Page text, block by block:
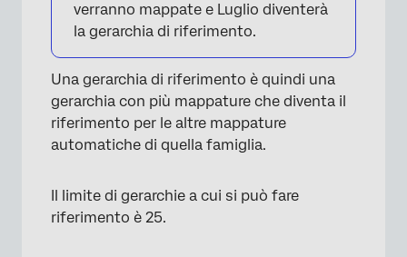
verranno mappate e Luglio diventerà
la gerarchia di riferimento.
Una gerarchia di riferimento è quindi una
gerarchia con più mappature che diventa il
riferimento per le altre mappature
automatiche di quella famiglia.
Il limite di gerarchie a cui si può fare
riferimento è 25.